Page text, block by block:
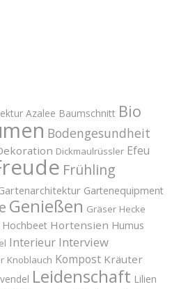
Azalee Baumschnitt Bio
Bodengesundheit
Dickmaulrüssler Efeu
Frühling
Gartenequipment
Genießen Gräser Hecke
Hochbeet Hortensien Humus
Interieur Interview
Knoblauch Kompost Kräuter
Leidenschaft Lilien